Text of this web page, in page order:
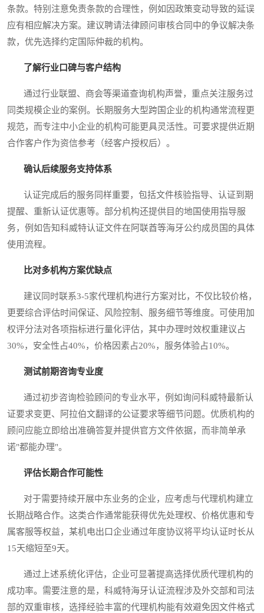
条款。特别注意免责条款的合理性，例如因政策变动导致的延误
应有相应解决方案。建议聘请法律顾问审核合同中的争议解决条
款，优先选择约定国际仲裁的机构。
了解行业口碑与客户结构
通过行业联盟、商会等渠道查询机构声誉，重点关注服务过
同类规模企业的案例。长期服务大型跨国企业的机构通常流程更
规范，而专注中小企业的机构可能更具灵活性。可要求提供近期
合作客户作为资信参考（经客户授权后）。
确认后续服务支持体系
认证完成后的服务同样重要，包括文件核验指导、认证到期
提醒、重新认证优惠等。部分机构还提供目的地国使用指导服
务，例如告知科威特认证文件在阿联酋等海牙公约成员国的具体
使用流程。
比对多机构方案优缺点
建议同时联系3-5家代理机构进行方案对比，不仅比较价格，
更要综合评估时间保证、风险控制、服务细节等维度。可使用加
权评分法对各项指标进行量化评估，其中办理时效权重建议占
30%，安全性占40%，价格因素占20%，服务体验占10%。
测试前期咨询专业度
通过初步咨询检验顾问的专业水平，例如询问科威特最新认
证要求变更、阿拉伯文翻译的公证要求等细节问题。优质机构的
顾问应能立即给出准确答复并提供官方文件依据，而非简单承
诺"都能办理"。
评估长期合作可能性
对于需要持续开展中东业务的企业，应考虑与代理机构建立
长期战略合作。这类合作通常能获得优先处理权、价格优惠和专
属客服等权益，某机电出口企业通过年度协议将平均认证时长从
15天缩短至9天。
通过上述系统化评估，企业可显著提高选择优质代理机构的
成功率。需要注意的是，科威特海牙认证流程涉及外交部和司法
部的双重审核，选择经验丰富的代理机构能有效避免因文件格式